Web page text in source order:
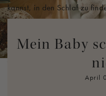
Mein Baby
April
kannst, in den Schlaf zu
Was hindert
Mittagsschlaf?